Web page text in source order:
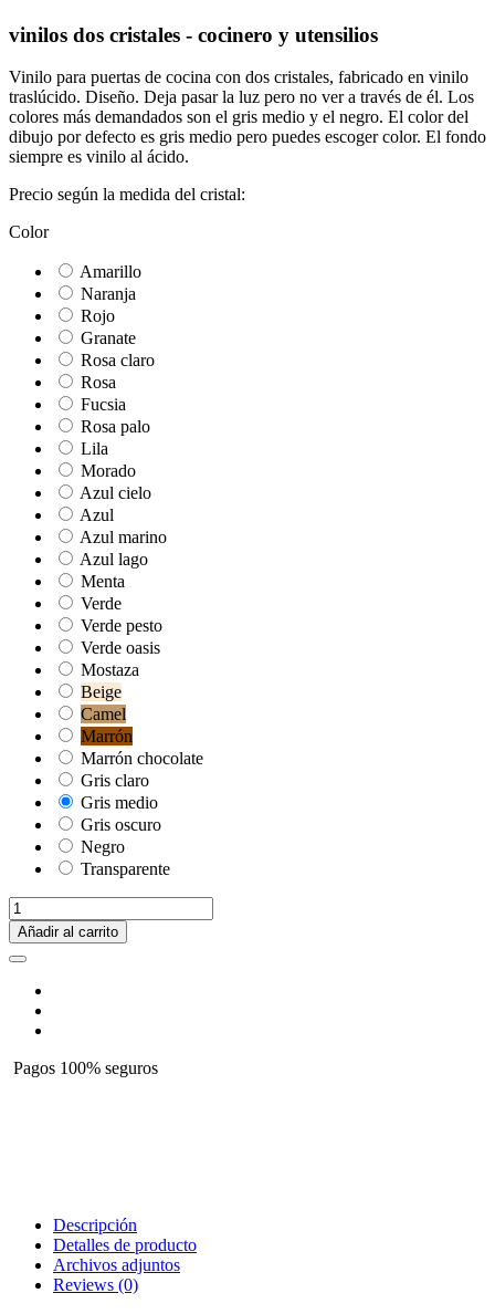
vinilos dos cristales - cocinero y utensilios
Vinilo para puertas de cocina con dos cristales, fabricado en vinilo
traslúcido. Diseño. Deja pasar la luz pero no ver a través de él. Los
colores más demandados son el gris medio y el negro. El color del
dibujo por defecto es gris medio pero puedes escoger color. El fondo
siempre es vinilo al ácido.
Precio según la medida del cristal:
Color
Amarillo
Naranja
Rojo
Granate
Rosa claro
Rosa
Fucsia
Rosa palo
Lila
Morado
Azul cielo
Azul
Azul marino
Azul lago
Menta
Verde
Verde pesto
Verde oasis
Mostaza
Beige
Camel
Marrón
Marrón chocolate
Gris claro
Gris medio
Gris oscuro
Negro
Transparente
Añadir al carrito
Pagos 100% seguros
Descripción
Detalles de producto
Archivos adjuntos
Reviews (0)